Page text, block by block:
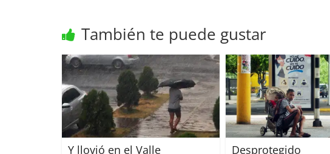
También te puede gustar
Y llovió en el Valle Desprotegido